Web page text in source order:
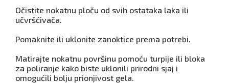
Očistite nokatnu ploču od svih ostataka laka ili
učvršćivača.
Pomaknite ili uklonite zanoktice prema potrebi.
Matirajte nokatnu površinu pomoću turpije ili bloka
za poliranje kako biste uklonili prirodni sjaj i
omogućili bolju prionjivost gela.